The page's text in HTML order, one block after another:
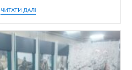
ЧИТАТИ ДАЛІ